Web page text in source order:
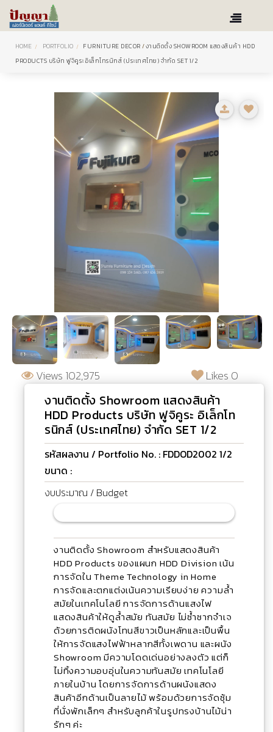
HOME PORTFOLIO FURNITURE DECOR /งานติดตั้ง SHOWROOM แสดงสินค้า HDD
PRODUCTS บริษัท ฟูจิคูระ อิเล็กโทรนิกส์ (ประเทศไทย) จำกัด SET 1/2
Views 102,975 Likes 0
งานติดตั้ง Showroom แสดงสินค้า
HDD Products บริษัท ฟูจิคูระ อิเล็กโท
รนิกส์ (ประเทศไทย) จำกัด SET 1/2
รหัสผลงาน / Portfolio No. : FDDOD2002 1/2
ขนาด :
งบประมาณ / Budget
งานติดตั้ง Showroom สำหรับแสดงสินค้า
HDD Products ของแผนก HDD Division เน้น
การจัดใน Theme Technology in Home
การจัดและตกแต่งเน้นความเรียบง่าย ความล้ำ
สมัยในเทคโนโลยี การจัดการด้านแสงไฟ
แสดงสินค้าให้ดูล้ำสมัย ทันสมัย ไม่ซ้ำซากจำเจ
ด้วยการติดผนังโทนสีขาวเป็นหลักและเป็นพื้น
ให้การจัดแสงไฟฟ้าหลากสีทั้งเพดาน และผนัง
Showroom มีความโดดเด่นอย่างลงตัว แต่ก็
ไม่ทิ้งความอบอุ่นในความทันสมัย เทคโนโลยี
ภายในบ้าน โดยการจัดการด้านผนังแสดง
สินค้าอีกด้านเป็นลายไม้ พร้อมด้วยการจัดซุ้ม
ที่นั่งพักเล็กๆ สำหรับลูกค้าในรูปทรงบ้านไม้น่า
รักๆ ค่ะ